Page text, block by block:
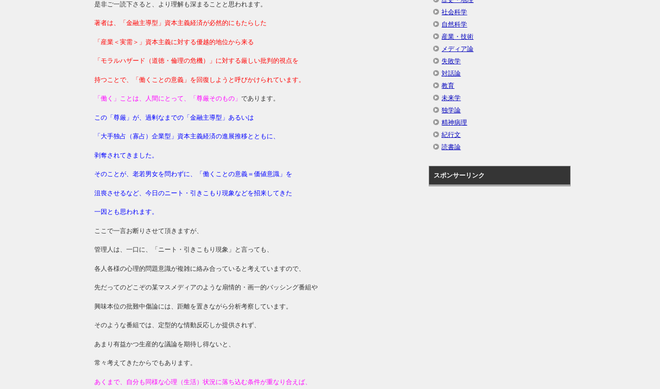
是非ご一読下さると、より理解も深まることと思われます。
著者は、「金融主導型」資本主義経済が必然的にもたらした
「産業＜実需＞」資本主義に対する優越的地位から来る
「モラルハザード（道徳・倫理の危機）」に対する厳しい批判的視点を
持つことで、「働くことの意義」を回復しようと呼びかけられています。
「働く」ことは、人間にとって、「尊厳そのもの」 であります。
この「尊厳」が、過剰なまでの「金融主導型」あるいは
「大手独占（寡占）企業型」資本主義経済の進展推移とともに、
剥奪されてきました。
そのことが、老若男女を問わずに、「働くことの意義＝価値意識」を
沮喪させるなど、今日のニート・引きこもり現象などを招来してきた
一因とも思われます。
ここで一言お断りさせて頂きますが、
管理人は、一口に、「ニート・引きこもり現象」と言っても、
各人各様の心理的問題意識が複雑に絡み合っていると考えていますので、
先だってのどこぞの某マスメディアのような扇情的・画一的バッシング番組や
興味本位の批難中傷論には、距離を置きながら分析考察しています。
そのような番組では、定型的な情動反応しか提供されず、
あまり有益かつ生産的な議論を期待し得ないと、
常々考えてきたからでもあります。
あくまで、自分も同様な心理（生活）状況に落ち込む条件が重なり合えば、
社会科学
自然科学
産業・技術
メディア論
失敗学
対話論
教育
未来学
独学論
精神病理
紀行文
読書論
スポンサーリンク